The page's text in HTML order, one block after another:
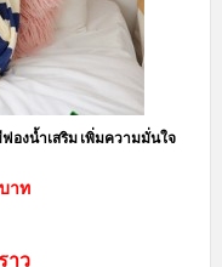
องน้ำเสริม เพิ่มความมั่นใจ
าท
าว